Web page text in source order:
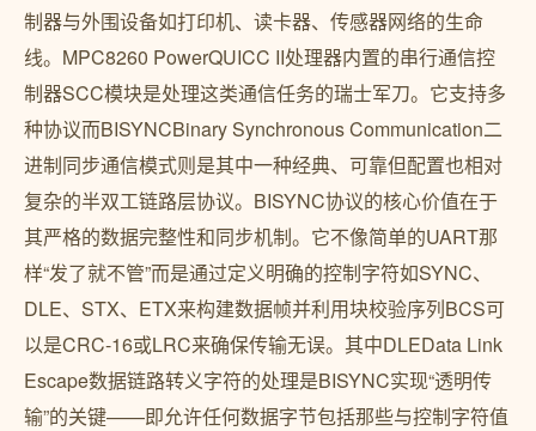
制器与外围设备如打印机、读卡器、传感器网络的生命
线。MPC8260 PowerQUICC II处理器内置的串行通信控
制器SCC模块是处理这类通信任务的瑞士军刀。它支持多
种协议而BISYNCBinary Synchronous Communication二
进制同步通信模式则是其中一种经典、可靠但配置也相对
复杂的半双工链路层协议。BISYNC协议的核心价值在于
其严格的数据完整性和同步机制。它不像简单的UART那
样“发了就不管”而是通过定义明确的控制字符如SYNC、
DLE、STX、ETX来构建数据帧并利用块校验序列BCS可
以是CRC-16或LRC来确保传输无误。其中DLEData Link
Escape数据链路转义字符的处理是BISYNC实现“透明传
输”的关键——即允许任何数据字节包括那些与控制字符值